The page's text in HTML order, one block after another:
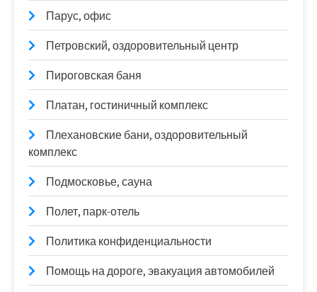
Парус, офис
Петровский, оздоровительный центр
Пироговская баня
Платан, гостиничный комплекс
Плехановские бани, оздоровительный
комплекс
Подмосковье, сауна
Полет, парк-отель
Политика конфиденциальности
Помощь на дороге, эвакуация автомобилей